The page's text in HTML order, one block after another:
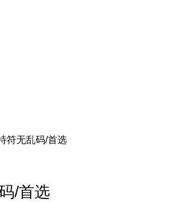
符无乱码/首选
/首选